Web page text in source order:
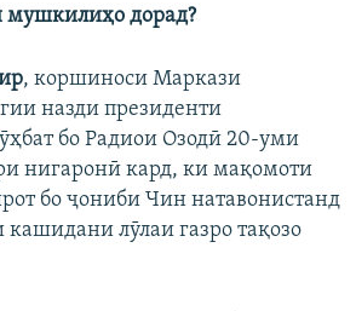
мушкилиҳо дорад?
, коршиноси Маркази
назди президенти
бо Радиои Озодӣ 20-уми
нигаронӣ кард, ки мақомоти
бо ҷониби Чин натавонистанд
кашидани лӯлаи газро тақозо